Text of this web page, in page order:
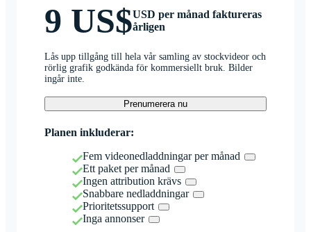
9 US$USD per månad faktureras
årligen
Lås upp tillgång till hela vår samling av stockvideor och
rörlig grafik godkända för kommersiellt bruk. Bilder
ingår inte.
Prenumerera nu
Planen inkluderar:
Fem videonedladdningar per månad
Ett paket per månad
Ingen attribution krävs
Snabbare nedladdningar
Prioritetssupport
Inga annonser